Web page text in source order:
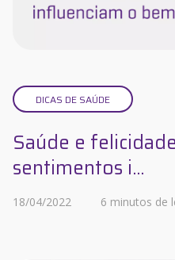
DICAS DE SAÚDE
Saúde e
sentimentos i...
18/04/2022 6 minutos de